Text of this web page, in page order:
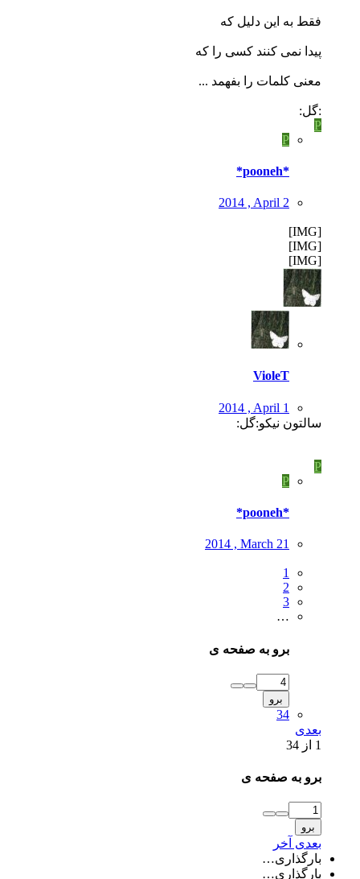
فقط به این دلیل که
پیدا نمی کنند کسى را که
معنى کلمات را بفهمد ...
:گل:
P
P
*pooneh*
2014 , April 2
[IMG]
[IMG]
[IMG]
VioleT
2014 , April 1
سالتون نیکو:گل:
P
P
*pooneh*
2014 , March 21
1
2
3
…
برو به صفحه ی
برو
34
بعدی
1 از 34
برو به صفحه ی
برو
بعدی آخر
بارگذاری…
بارگذاری…